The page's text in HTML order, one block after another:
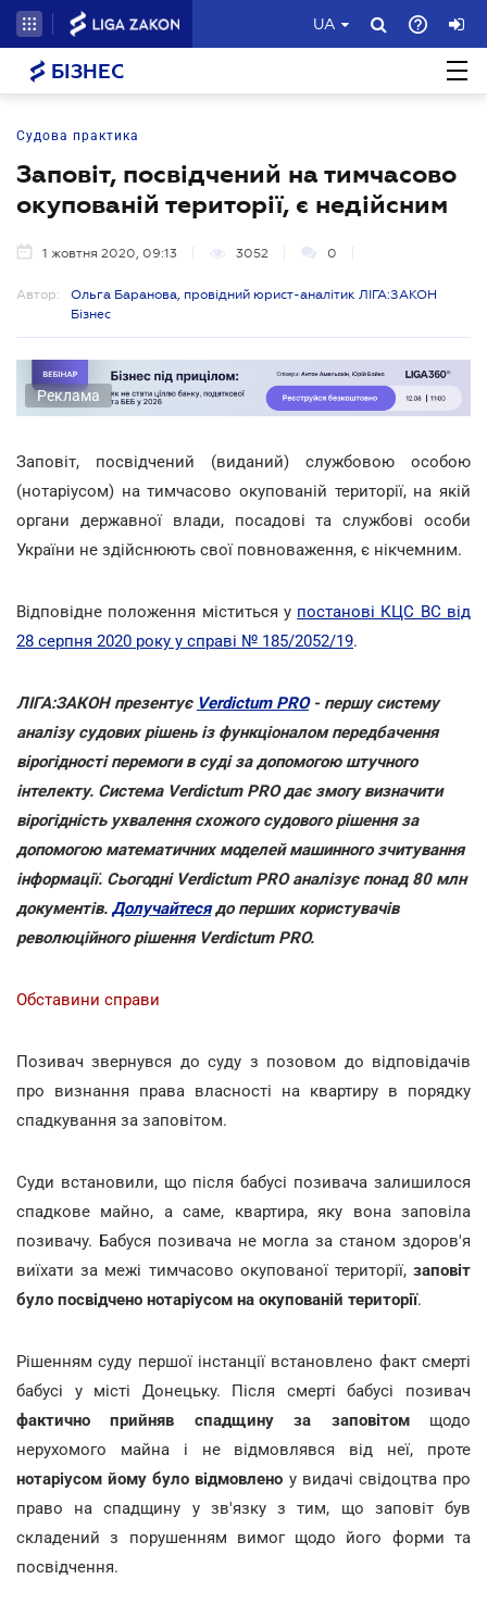
UA
БІЗНЕС
Судова практика
Заповіт, посвідчений на тимчасово
окупованій території, є недійсним
1 жовтня 2020, 09:13 3052 0
Автор:
Ольга Баранова, провідний юрист-аналітик ЛІГА:ЗАКОН
Бізнес
Реклама
Заповіт, посвідчений (виданий) службовою особою
(нотаріусом) на тимчасово окупованій території, на якій
органи державної влади, посадові та службові особи
України не здійснюють свої повноваження, є нікчемним.
Відповідне положення міститься у постанові КЦС ВС від
28 серпня 2020 року у справі № 185/2052/19.
ЛІГА:ЗАКОН презентує Verdictum PRO- першу систему
аналізу судових рішень із функціоналом передбачення
вірогідності перемоги в суді за допомогою штучного
інтелекту. Система Verdictum PRO дає змогу визначити
вірогідність ухвалення схожого судового рішення за
допомогою математичних моделей машинного зчитування
інформації. Сьогодні Verdictum PRO аналізує понад 80 млн
документів. Долучайтесядо перших користувачів
революційного рішення Verdictum PRO.
Обставини справи
Позивач звернувся до суду з позовом до відповідачів
про визнання права власності на квартиру в порядку
спадкування за заповітом.
Суди встановили, що після бабусі позивача залишилося
спадкове майно, а саме, квартира, яку вона заповіла
позивачу. Бабуся позивача не могла за станом здоров'я
виїхати за межі тимчасово окупованої території, заповіт
було посвідчено нотаріусом на окупованій території.
Рішенням суду першої інстанції встановлено факт смерті
бабусі у місті Донецьку. Після смерті бабусі позивач
фактично прийняв спадщину за заповітомщодо
нерухомого майна і не відмовлявся від неї, проте
нотаріусом йому було відмовлено у видачі свідоцтва про
право на спадщину у зв'язку з тим, що заповіт був
складений з порушенням вимог щодо його форми та
посвідчення.